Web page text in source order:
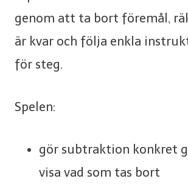
genom att ta bort föremål,
är kvar och följa enkla
för steg.
Spelen:
gör subtraktion konkret
visa vad som tas bort